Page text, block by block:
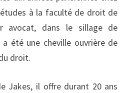
à la faculté de droit de
avocat, dans le sillage de
été une cheville ouvrière de
droit.
Jakes, il offre durant 20 ans